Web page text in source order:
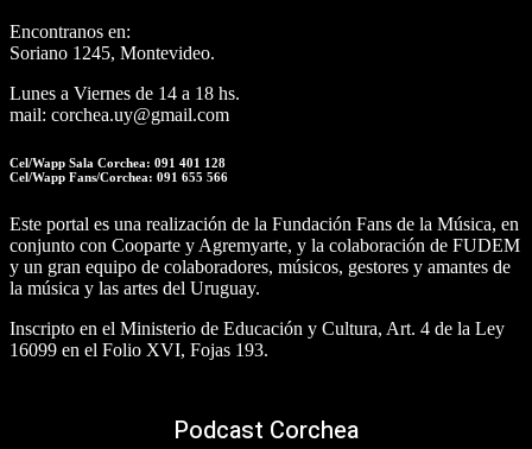
Encontranos en:
Soriano 1245, Montevideo.
Lunes a Viernes de 14 a 18 hs.
mail: corchea.uy@gmail.com
Cel/Wapp Sala Corchea: 091 401 128
Cel/Wapp Fans/Corchea: 091 655 566
Este portal es una realización de la Fundación Fans de la Música, en
conjunto con Cooparte y Agremyarte, y la colaboración de FUDEM
y un gran equipo de colaboradores, músicos, gestores y amantes de
la música y las artes del Uruguay.
Inscripto en el Ministerio de Educación y Cultura, Art. 4 de la Ley
16099 en el Folio XVI, Fojas 193.
Podcast Corchea